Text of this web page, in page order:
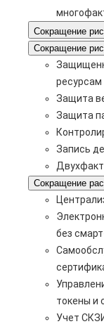
Сокращение
Сокращение
ресурсам
Защита
Защита
Запись
Сокращение
без
токены и
Учет